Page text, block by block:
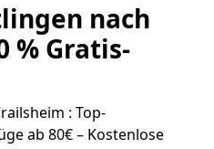
nach
% Gratis-
: Top-
ab 80€ – Kostenlose